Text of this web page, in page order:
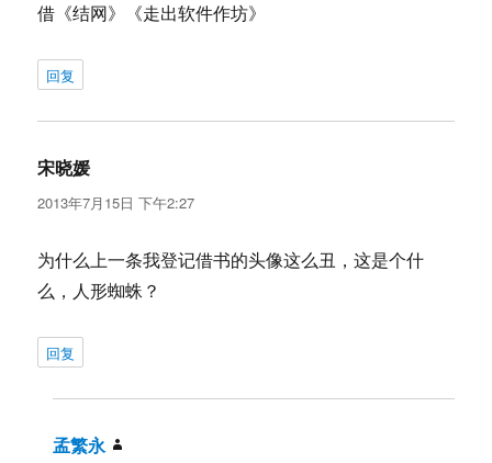
借《结网》《走出软件作坊》
回复
宋晓媛
道：
2013年7月15日 下午2:27
为什么上一条我登记借书的头像这么丑，这是个什
么，人形蜘蛛？
回复
孟繁永